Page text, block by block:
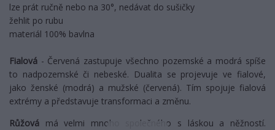
lze prát ručně nebo na 30°, nedávat do sušičky
žehlit po rubu
materiál 100% bavlna
Fialová - Červená zastupuje všechno pozemské a modrá spíše
to nadpozemské či nebeské. Dualita se projevuje ve fialové,
jako ženské (modrá) a mužské (červená). Tím spojuje fialová
extrémy a představuje transformaci a změnu.
Růžová má velmi mnoho společného s láskou a něžností.